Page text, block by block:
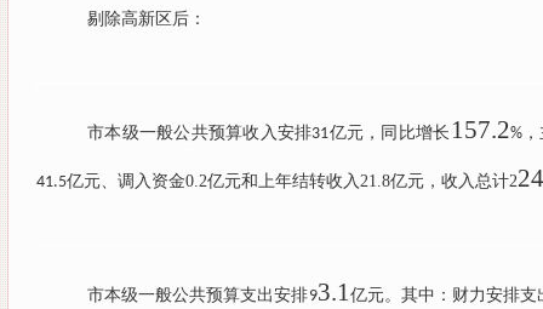
剔除高新区后：
市本级一般公共预算收入安排31亿元，同比增长 157.2%，
41.5亿元、调入资金0.2亿元和上年结转收入21.8亿元，收入总计2
市本级一般公共预算支出安排93.1亿元。其中：财力安排支